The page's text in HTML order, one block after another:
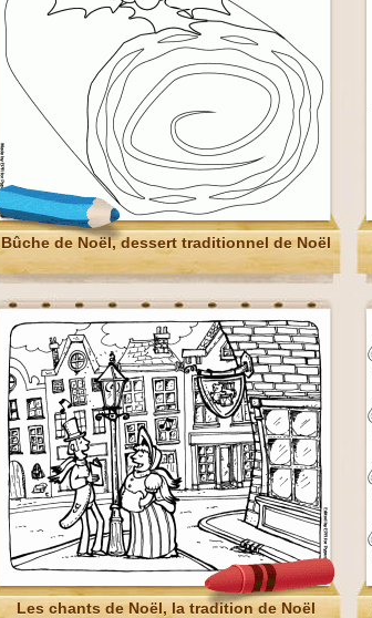
Bûche de Noël, dessert traditionnel de Noël
Les chants de Noël, la tradition de Noël